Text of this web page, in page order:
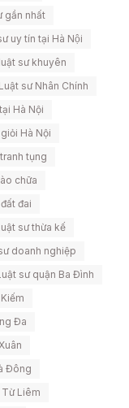
gần nhất
uy tín tại Hà Nội
luật sư khuyên
Luật sư Nhân Chính
Hà Nội
Hà Nội
tụng
chữa
đai
sư thừa kế
doanh nghiệp
sư quận Ba Đình
Đa
Đông
Từ Liêm